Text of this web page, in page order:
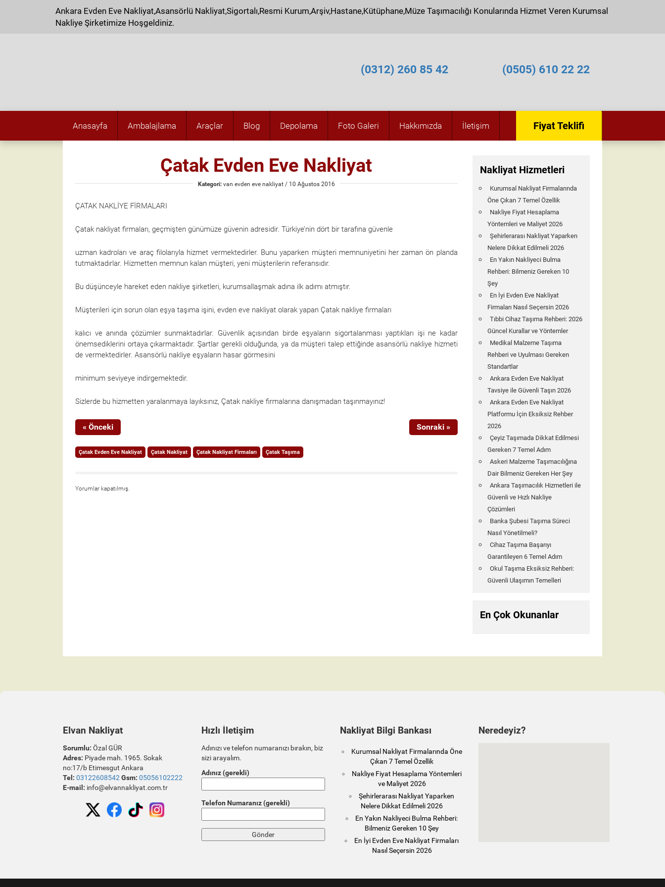
Ankara Evden Eve Nakliyat,Asansörlü Nakliyat,Sigortalı,Resmi Kurum,Arşiv,Hastane,Kütüphane,Müze Taşımacılığı Konularında Hizmet Veren Kurumsal
Nakliye Şirketimize Hoşgeldiniz.
(0312) 260 85 42 (0505) 610 22 22
Anasayfa Ambalajlama Araçlar Blog Depolama Foto Galeri Hakkımızda İletişim Fiyat Teklifi
Çatak Evden Eve Nakliyat
Kategori: van evden eve nakliyat/ 10 Ağustos 2016
ÇATAK NAKLİYE FİRMALARI
Çatak nakliyat firmaları, geçmişten günümüze güvenin adresidir. Türkiye’nin dört bir tarafına güvenle
uzman kadroları ve araç filolarıyla hizmet vermektedirler. Bunu yaparken müşteri memnuniyetini her zaman ön planda
tutmaktadırlar. Hizmetten memnun kalan müşteri, yeni müşterilerin referansıdır.
Bu düşünceyle hareket eden nakliye şirketleri, kurumsallaşmak adına ilk adımı atmıştır.
Müşterileri için sorun olan eşya taşıma işini, evden eve nakliyat olarak yapan Çatak nakliye firmaları
kalıcı ve anında çözümler sunmaktadırlar. Güvenlik açısından birde eşyaların sigortalanması yaptıkları işi ne kadar
önemsediklerini ortaya çıkarmaktadır. Şartlar gerekli olduğunda, ya da müşteri talep ettiğinde asansörlü nakliye hizmeti
de vermektedirler. Asansörlü nakliye eşyaların hasar görmesini
minimum seviyeye indirgemektedir.
Sizlerde bu hizmetten yaralanmaya layıksınız, Çatak nakliye firmalarına danışmadan taşınmayınız!
« Önceki Sonraki »
Çatak Evden Eve Nakliyat Çatak Nakliyat Çatak Nakliyat Firmaları Çatak Taşıma
Yorumlar kapatılmış.
Nakliyat Hizmetleri
Kurumsal Nakliyat Firmalarında
Öne Çıkan 7 Temel Özellik
Nakliye Fiyat Hesaplama
Yöntemleri ve Maliyet 2026
Şehirlerarası Nakliyat Yaparken
Nelere Dikkat Edilmeli 2026
En Yakın Nakliyeci Bulma
Rehberi: Bilmeniz Gereken 10
Şey
En İyi Evden Eve Nakliyat
Firmaları Nasıl Seçersin 2026
Tıbbi Cihaz Taşıma Rehberi: 2026
Güncel Kurallar ve Yöntemler
Medikal Malzeme Taşıma
Rehberi ve Uyulması Gereken
Standartlar
Ankara Evden Eve Nakliyat
Tavsiye ile Güvenli Taşın 2026
Ankara Evden Eve Nakliyat
Platformu İçin Eksiksiz Rehber
2026
Çeyiz Taşımada Dikkat Edilmesi
Gereken 7 Temel Adım
Askeri Malzeme Taşımacılığına
Dair Bilmeniz Gereken Her Şey
Ankara Taşımacılık Hizmetleri ile
Güvenli ve Hızlı Nakliye
Çözümleri
Banka Şubesi Taşıma Süreci
Nasıl Yönetilmeli?
Cihaz Taşıma Başarıyı
Garantileyen 6 Temel Adım
Okul Taşıma Eksiksiz Rehberi:
Güvenli Ulaşımın Temelleri
En Çok Okunanlar
Elvan Nakliyat
Sorumlu: Özal GÜR
Adres: Piyade mah. 1965. Sokak
no:17/b Etimesgut Ankara
Tel: 03122608542 Gsm: 05056102222
E-mail: info@elvannakliyat.com.tr
Hızlı İletişim
Adınızı ve telefon numaranızı bırakın, biz
sizi arayalım.
Adınız (gerekli)
Telefon Numaranız (gerekli)
Nakliyat Bilgi Bankası
Kurumsal Nakliyat Firmalarında Öne
Çıkan 7 Temel Özellik
Nakliye Fiyat Hesaplama Yöntemleri
ve Maliyet 2026
Şehirlerarası Nakliyat Yaparken
Nelere Dikkat Edilmeli 2026
En Yakın Nakliyeci Bulma Rehberi:
Bilmeniz Gereken 10 Şey
En İyi Evden Eve Nakliyat Firmaları
Nasıl Seçersin 2026
Neredeyiz?